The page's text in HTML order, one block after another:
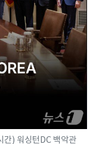
간) 워싱턴DC 백악관